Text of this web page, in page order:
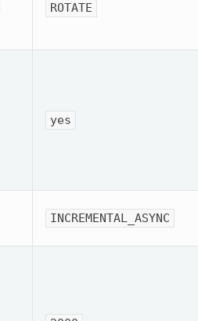
ROTATE
yes
INCREMENTAL_ASYNC